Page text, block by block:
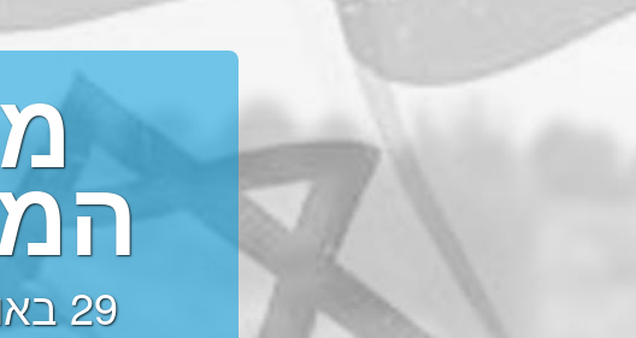
29 באוקטובר עד 1 בנובמבר 1948